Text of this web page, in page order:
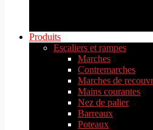
Produits
Escaliers et rampes
Marches
Contremarches
Marches de
Mains courantes
Nez de palier
Barreaux
Poteaux